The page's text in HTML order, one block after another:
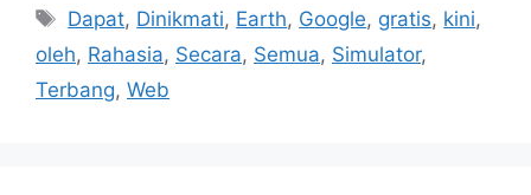
Tag
Dapat, Dinikmati, Earth, Google, gratis, kini,
oleh, Rahasia, Secara, Semua, Simulator,
Terbang, Web